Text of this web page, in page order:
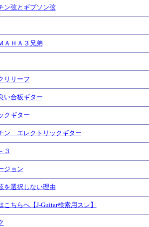
ン弦とギブソン弦
ＡＨＡ３兄弟
リリーフ
い合板ギター
クギター
ン エレクトリックギター
３
ジョン
を選択しない理由
こちらへ【J-Guitar検索用スレ】